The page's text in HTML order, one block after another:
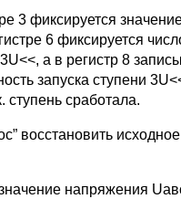
3 фиксируется
6 фиксируется
а в регистр 8
запуска ступени
ступень сработала.
восстановить
напряжения